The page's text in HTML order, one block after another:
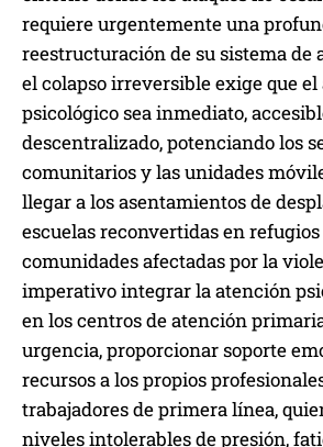
requiere urgentemente una
reestructuración de su sistema de
el colapso irreversible exige que el
psicológico sea inmediato,
descentralizado, potenciando los
comunitarios y las unidades
llegar a los asentamientos de
escuelas reconvertidas en refugios
comunidades afectadas por la
imperativo integrar la atención
en los centros de atención
urgencia, proporcionar soporte
recursos a los propios
trabajadores de primera línea,
niveles intolerables de presión,